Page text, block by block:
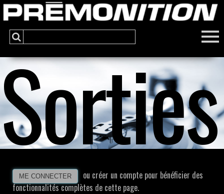
Sorties
ME CONNECTER
ou créer un compte pour bénéficier des
fonctionnalités complètes de cette page.